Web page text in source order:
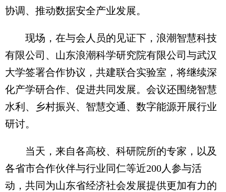
协调、推动数据安全产业发展。
现场，在与会人员的见证下，浪潮智慧科技
有限公司、山东浪潮科学研究院有限公司与武汉
大学签署合作协议，共建联合实验室，将继续深
化产学研合作、促进共同发展。会议还围绕智慧
水利、乡村振兴、智慧交通、数字能源开展行业
研讨。
当天，来自各高校、科研院所的专家，以及
各省市合作伙伴与行业同仁等近200人参与活
动，共同为山东省经济社会发展提供更加有力的